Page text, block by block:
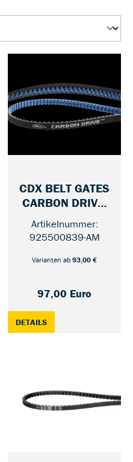
BLACK/BLACK — 122
CDX BELT GATES
CARBON DRIVE,
BLACK/BLUE
Artikelnummer:
925500839-AM
Varianten ab 93,00 €
97,00 Euro
DETAILS: CDX BELT GATES